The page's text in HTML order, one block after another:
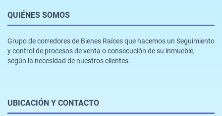
QUIÉNES SOMOS
Grupo de corredores de Bienes Raíces que hacemos un Seguimiento
y control de procesos de venta o consecución de su inmueble,
según la necesidad de nuestros clientes.
UBICACIÓN Y CONTACTO